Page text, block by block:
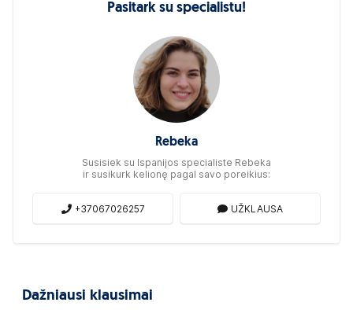
Pasitark su specialistu!
Rebeka
Susisiek su Ispanijos specialiste Rebeka
ir susikurk kelionę pagal savo poreikius:
+37067026257 UŽKLAUSA
Dažniausi klausimai